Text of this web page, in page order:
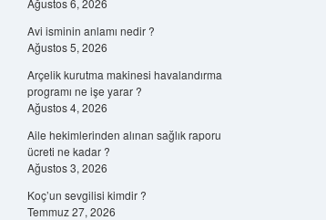
Ağustos 6, 2026
Avi isminin anlamı nedir ?
Ağustos 5, 2026
Arçelik kurutma makinesi havalandırma
programı ne işe yarar ?
Ağustos 4, 2026
Aile hekimlerinden alınan sağlık raporu
ücreti ne kadar ?
Ağustos 3, 2026
Koç’un sevgilisi kimdir ?
Temmuz 27, 2026